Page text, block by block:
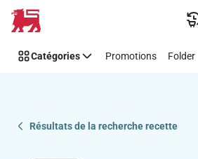
Passer
Recipe
Details
Catégories Promotions Folder
Résultats de la recherche recette